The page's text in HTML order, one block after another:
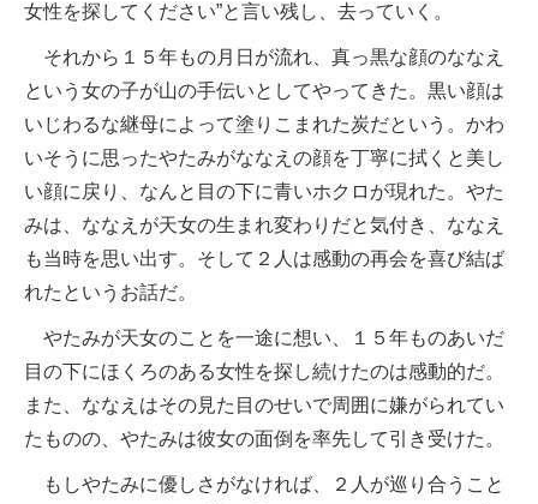
女性を探してください”と言い残し、去っていく。
それから１５年もの月日が流れ、真っ黒な顔のななえ
という女の子が山の手伝いとしてやってきた。黒い顔は
いじわるな継母によって塗りこまれた炭だという。かわ
いそうに思ったやたみがななえの顔を丁寧に拭くと美し
い顔に戻り、なんと目の下に青いホクロが現れた。やた
みは、ななえが天女の生まれ変わりだと気付き、ななえ
も当時を思い出す。そして２人は感動の再会を喜び結ば
れたというお話だ。
やたみが天女のことを一途に想い、１５年ものあいだ
目の下にほくろのある女性を探し続けたのは感動的だ。
また、ななえはその見た目のせいで周囲に嫌がられてい
たものの、やたみは彼女の面倒を率先して引き受けた。
もしやたみに優しさがなければ、２人が巡り合うこと